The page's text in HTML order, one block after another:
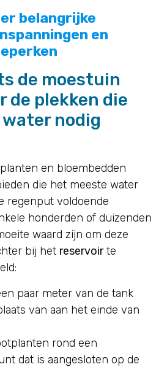
belangrijke
en
de moestuin
de plekken die
nodig
en bloembedden
die het meeste water
regenput voldoende
honderden of duizenden
waard zijn om deze
bij het reservoirte
paar meter van de tank
van aan het einde van
rond een
dat is aangesloten op de